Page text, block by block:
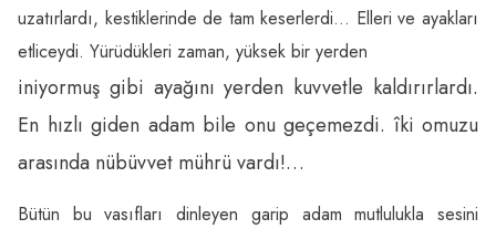
uzatırlardı, kestiklerinde de tam keserlerdi… Elleri ve ayakları
etliceydi. Yürüdükleri zaman, yüksek bir yerden
iniyormuş gibi ayağını yerden kuvvetle kaldırırlardı.
En hızlı giden adam bile onu geçemezdi. îki omuzu
arasında nübüvvet mührü vardı!…
Bütün bu vasıfları dinleyen garip adam mutlulukla sesini